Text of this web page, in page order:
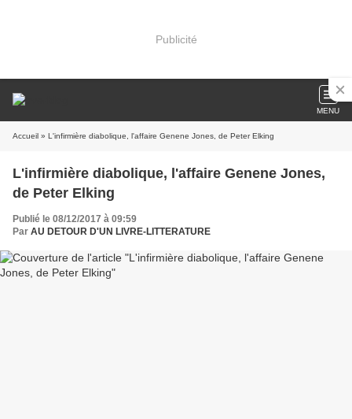
Publicité
MENU
Accueil » L'infirmière diabolique, l'affaire Genene Jones, de Peter Elking
L'infirmière diabolique, l'affaire Genene Jones,
de Peter Elking
Publié le 08/12/2017 à 09:59
Par AU DETOUR D'UN LIVRE-LITTERATURE